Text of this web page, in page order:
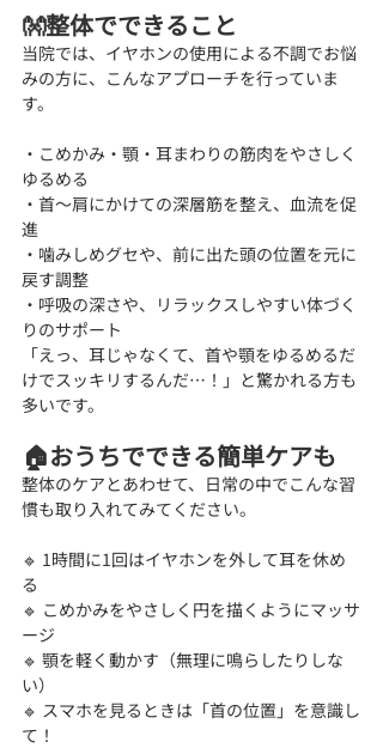
👐整体でできること
当院では、イヤホンの使用による不調でお悩
みの方に、こんなアプローチを行っていま
す。
・こめかみ・顎・耳まわりの筋肉をやさしく
ゆるめる
・首〜肩にかけての深層筋を整え、血流を促
進
・噛みしめグセや、前に出た頭の位置を元に
戻す調整
・呼吸の深さや、リラックスしやすい体づく
りのサポート
「えっ、耳じゃなくて、首や顎をゆるめるだ
けでスッキリするんだ…！」と驚かれる方も
多いです。
🏠おうちでできる簡単ケアも
整体のケアとあわせて、日常の中でこんな習
慣も取り入れてみてください。
🔹 1時間に1回はイヤホンを外して耳を休め
る
🔹 こめかみをやさしく円を描くようにマッサ
ージ
🔹 顎を軽く動かす（無理に鳴らしたりしな
い）
🔹 スマホを見るときは「首の位置」を意識し
て！